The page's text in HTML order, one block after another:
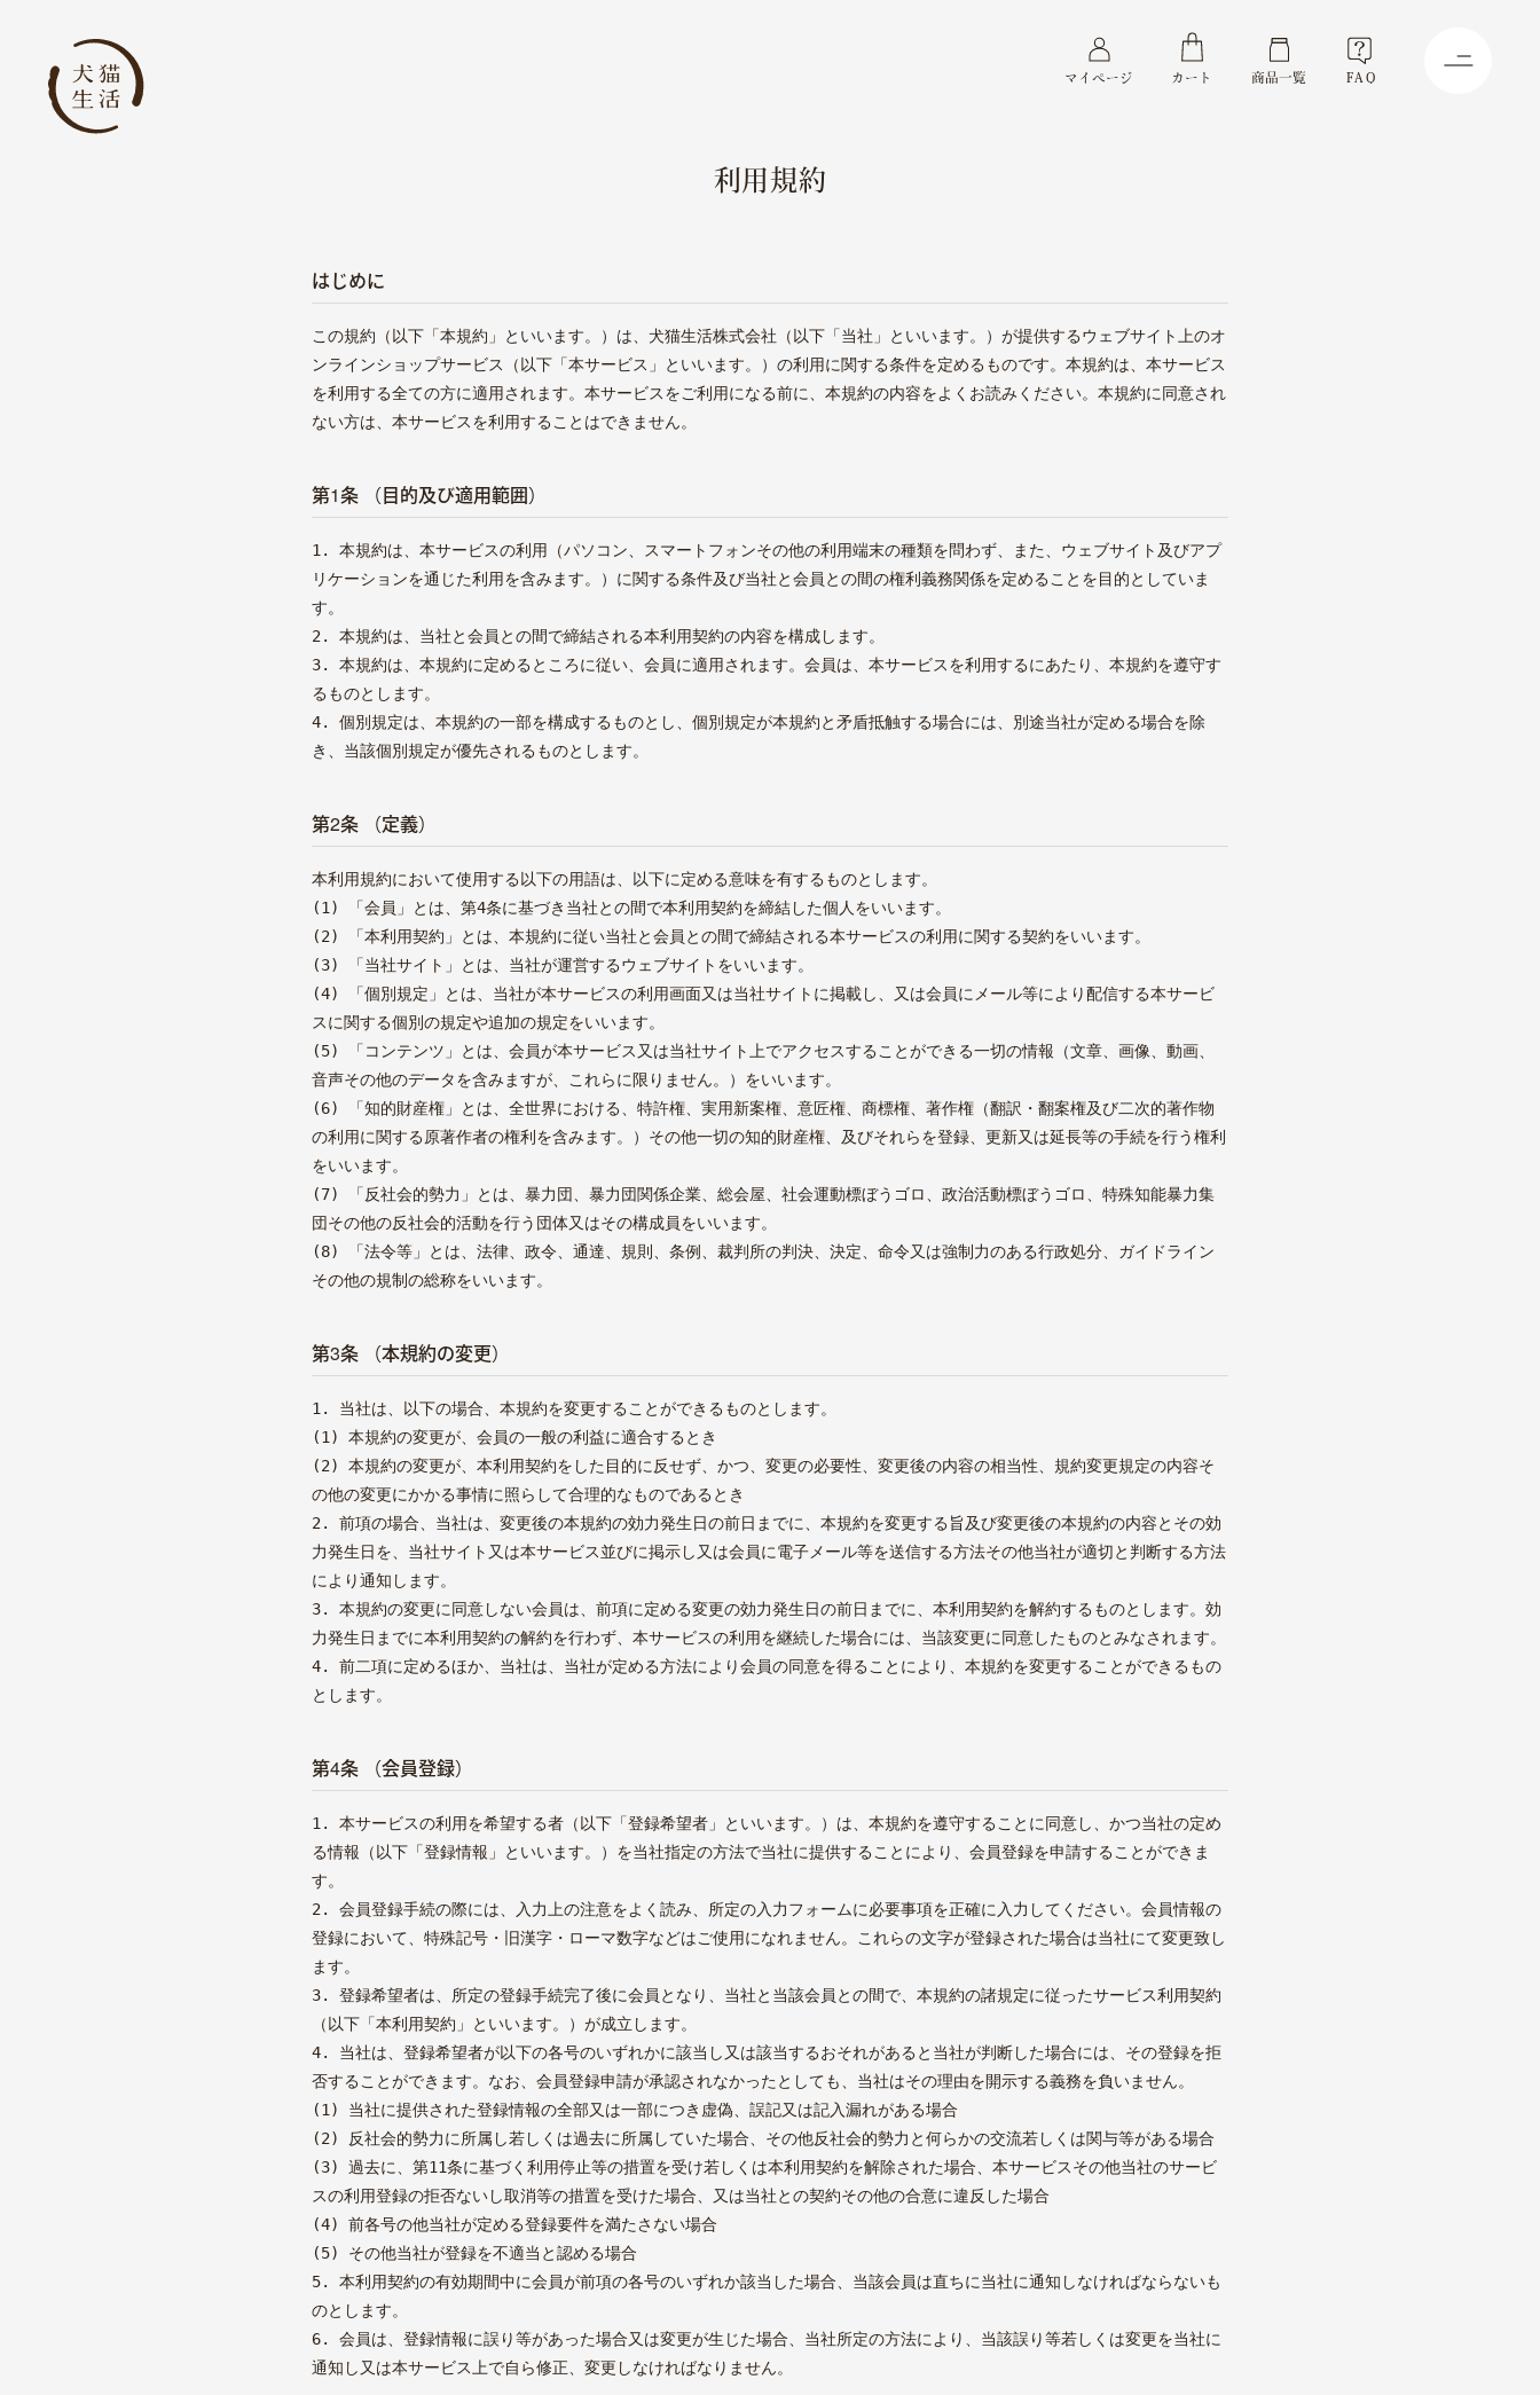
マイページ カート 商品一覧 FAQ
IR情報
スタートアップ支援
上場承認に伴い、当社サイトでの対応は、2026年3月22日をも
報酬引換券に関する詳細なお問い合わせは
い合わせください。
※報酬引換券は当社が発行しているものではなく、カブアンド
（旧MZDAO）のプログラムに基づく特典です。
利用規約
はじめに
この規約（以下「本規約」といいます。）は、犬猫生活株式会社（以下「当社」といいます。）が提供するウェブサイト上のオ
ンラインショップサービス（以下「本サービス」といいます。）の利用に関する条件を定めるものです。本規約は、本サービス
を利用する全ての方に適用されます。本サービスをご利用になる前に、本規約の内容をよくお読みください。本規約に同意され
ない方は、本サービスを利用することはできません。
第1条 （目的及び適用範囲）
1. 本規約は、本サービスの利用（パソコン、スマートフォンその他の利用端末の種類を問わず、また、ウェブサイト及びアプ
リケーションを通じた利用を含みます。）に関する条件及び当社と会員との間の権利義務関係を定めることを目的としていま
す。
2. 本規約は、当社と会員との間で締結される本利用契約の内容を構成します。
3. 本規約は、本規約に定めるところに従い、会員に適用されます。会員は、本サービスを利用するにあたり、本規約を遵守す
るものとします。
4. 個別規定は、本規約の一部を構成するものとし、個別規定が本規約と矛盾抵触する場合には、別途当社が定める場合を除
き、当該個別規定が優先されるものとします。
第2条 （定義）
本利用規約において使用する以下の用語は、以下に定める意味を有するものとします。
(1) 「会員」とは、第4条に基づき当社との間で本利用契約を締結した個人をいいます。
(2) 「本利用契約」とは、本規約に従い当社と会員との間で締結される本サービスの利用に関する契約をいいます。
(3) 「当社サイト」とは、当社が運営するウェブサイトをいいます。
(4) 「個別規定」とは、当社が本サービスの利用画面又は当社サイトに掲載し、又は会員にメール等により配信する本サービ
スに関する個別の規定や追加の規定をいいます。
(5) 「コンテンツ」とは、会員が本サービス又は当社サイト上でアクセスすることができる一切の情報（文章、画像、動画、
音声その他のデータを含みますが、これらに限りません。）をいいます。
(6) 「知的財産権」とは、全世界における、特許権、実用新案権、意匠権、商標権、著作権（翻訳・翻案権及び二次的著作物
の利用に関する原著作者の権利を含みます。）その他一切の知的財産権、及びそれらを登録、更新又は延長等の手続を行う権利
をいいます。
(7) 「反社会的勢力」とは、暴力団、暴力団関係企業、総会屋、社会運動標ぼうゴロ、政治活動標ぼうゴロ、特殊知能暴力集
団その他の反社会的活動を行う団体又はその構成員をいいます。
(8) 「法令等」とは、法律、政令、通達、規則、条例、裁判所の判決、決定、命令又は強制力のある行政処分、ガイドライン
その他の規制の総称をいいます。
第3条 （本規約の変更）
1. 当社は、以下の場合、本規約を変更することができるものとします。
(1) 本規約の変更が、会員の一般の利益に適合するとき
(2) 本規約の変更が、本利用契約をした目的に反せず、かつ、変更の必要性、変更後の内容の相当性、規約変更規定の内容そ
の他の変更にかかる事情に照らして合理的なものであるとき
2. 前項の場合、当社は、変更後の本規約の効力発生日の前日までに、本規約を変更する旨及び変更後の本規約の内容とその効
力発生日を、当社サイト又は本サービス並びに掲示し又は会員に電子メール等を送信する方法その他当社が適切と判断する方法
により通知します。
3. 本規約の変更に同意しない会員は、前項に定める変更の効力発生日の前日までに、本利用契約を解約するものとします。効
力発生日までに本利用契約の解約を行わず、本サービスの利用を継続した場合には、当該変更に同意したものとみなされます。
4. 前二項に定めるほか、当社は、当社が定める方法により会員の同意を得ることにより、本規約を変更することができるもの
とします。
第4条 （会員登録）
1. 本サービスの利用を希望する者（以下「登録希望者」といいます。）は、本規約を遵守することに同意し、かつ当社の定め
る情報（以下「登録情報」といいます。）を当社指定の方法で当社に提供することにより、会員登録を申請することができま
す。
2. 会員登録手続の際には、入力上の注意をよく読み、所定の入力フォームに必要事項を正確に入力してください。会員情報の
登録において、特殊記号・旧漢字・ローマ数字などはご使用になれません。これらの文字が登録された場合は当社にて変更致し
ます。
3. 登録希望者は、所定の登録手続完了後に会員となり、当社と当該会員との間で、本規約の諸規定に従ったサービス利用契約
（以下「本利用契約」といいます。）が成立します。
4. 当社は、登録希望者が以下の各号のいずれかに該当し又は該当するおそれがあると当社が判断した場合には、その登録を拒
否することができます。なお、会員登録申請が承認されなかったとしても、当社はその理由を開示する義務を負いません。
(1) 当社に提供された登録情報の全部又は一部につき虚偽、誤記又は記入漏れがある場合
(2) 反社会的勢力に所属し若しくは過去に所属していた場合、その他反社会的勢力と何らかの交流若しくは関与等がある場合
(3) 過去に、第11条に基づく利用停止等の措置を受け若しくは本利用契約を解除された場合、本サービスその他当社のサービ
スの利用登録の拒否ないし取消等の措置を受けた場合、又は当社との契約その他の合意に違反した場合
(4) 前各号の他当社が定める登録要件を満たさない場合
(5) その他当社が登録を不適当と認める場合
5. 本利用契約の有効期間中に会員が前項の各号のいずれか該当した場合、当該会員は直ちに当社に通知しなければならないも
のとします。
6. 会員は、登録情報に誤り等があった場合又は変更が生じた場合、当社所定の方法により、当該誤り等若しくは変更を当社に
通知し又は本サービス上で自ら修正、変更しなければなりません。